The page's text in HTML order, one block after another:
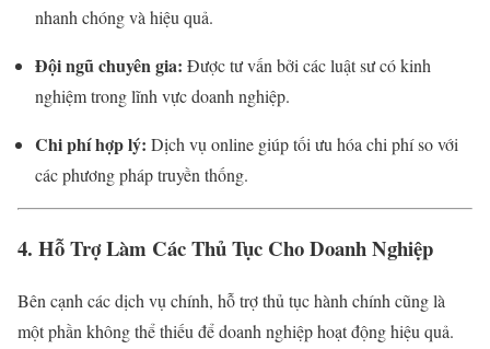
nhanh chóng và hiệu quả.
Đội ngũ chuyên gia: Được tư vấn bởi các luật sư có kinh
nghiệm trong lĩnh vực doanh nghiệp.
Chi phí hợp lý: Dịch vụ online giúp tối ưu hóa chi phí so với
các phương pháp truyền thống.
4. Hỗ Trợ Làm Các Thủ Tục Cho Doanh Nghiệp
Bên cạnh các dịch vụ chính, hỗ trợ thủ tục hành chính cũng là
một phần không thể thiếu để doanh nghiệp hoạt động hiệu quả.